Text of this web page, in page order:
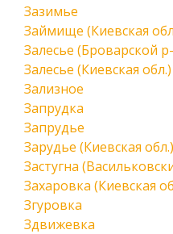
Зазимье
Займище (Киевская
Залесье (Броварской
Залесье (Киевская обл.)
Зализное
Запрудка
Запрудье
Зарудье (Киевская обл.)
Застугна
Захаровка (Киевская
Згуровка
Здвижевка